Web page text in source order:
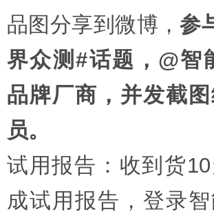
品图分享到微博，参
界众测#话题，@智
品牌厂商，并发截
员。
试用报告：收到货
成试用报告，登录